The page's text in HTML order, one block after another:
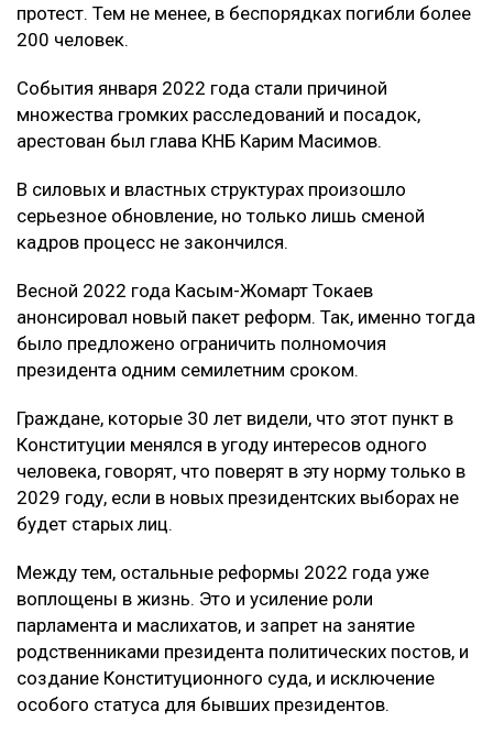
протест. Тем не менее, в беспорядках погибли более
200 человек.
События января 2022 года стали причиной
множества громких расследований и посадок,
арестован был глава КНБ Карим Масимов.
В силовых и властных структурах произошло
серьезное обновление, но только лишь сменой
кадров процесс не закончился.
Весной 2022 года Касым-Жомарт Токаев
анонсировал новый пакет реформ. Так, именно тогда
было предложено ограничить полномочия
президента одним семилетним сроком.
Граждане, которые 30 лет видели, что этот пункт в
Конституции менялся в угоду интересов одного
человека, говорят, что поверят в эту норму только в
2029 году, если в новых президентских выборах не
будет старых лиц.
Между тем, остальные реформы 2022 года уже
воплощены в жизнь. Это и усиление роли
парламента и маслихатов, и запрет на занятие
родственниками президента политических постов, и
создание Конституционного суда, и исключение
особого статуса для бывших президентов.